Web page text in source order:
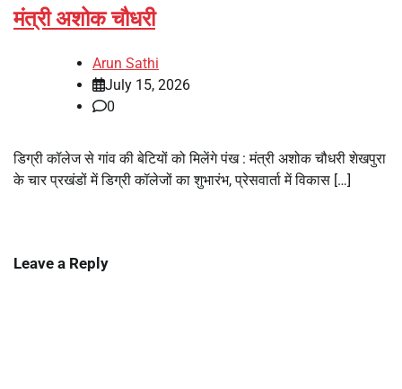
मंत्री अशोक चौधरी
Arun Sathi
July 15, 2026
0
डिग्री कॉलेज से गांव की बेटियों को मिलेंगे पंख : मंत्री अशोक चौधरी शेखपुरा
के चार प्रखंडों में डिग्री कॉलेजों का शुभारंभ, प्रेसवार्ता में विकास […]
Leave a Reply